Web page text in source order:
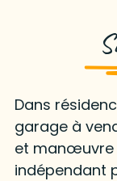
Dans
garage à
et manœuvre
indépendant